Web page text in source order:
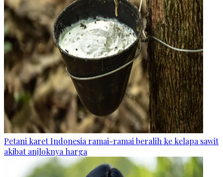
Petani karet Indonesia ramai-ramai beralih ke kelapa sawit
akibat anjloknya harga